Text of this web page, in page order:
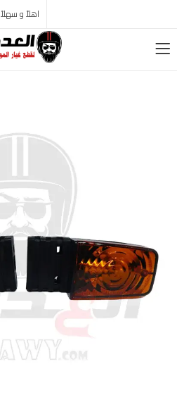
اهلاً و سهلاً